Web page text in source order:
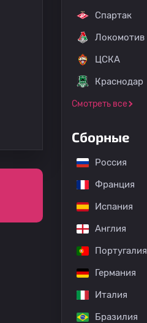
Спартак
Локомотив
ЦСКА
Краснодар
Смотреть все
Сборные
Россия
Франция
Испания
Англия
Португалия
Германия
Италия
Бразилия